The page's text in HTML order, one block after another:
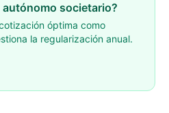
societario?
óptima como
la regularización anual.